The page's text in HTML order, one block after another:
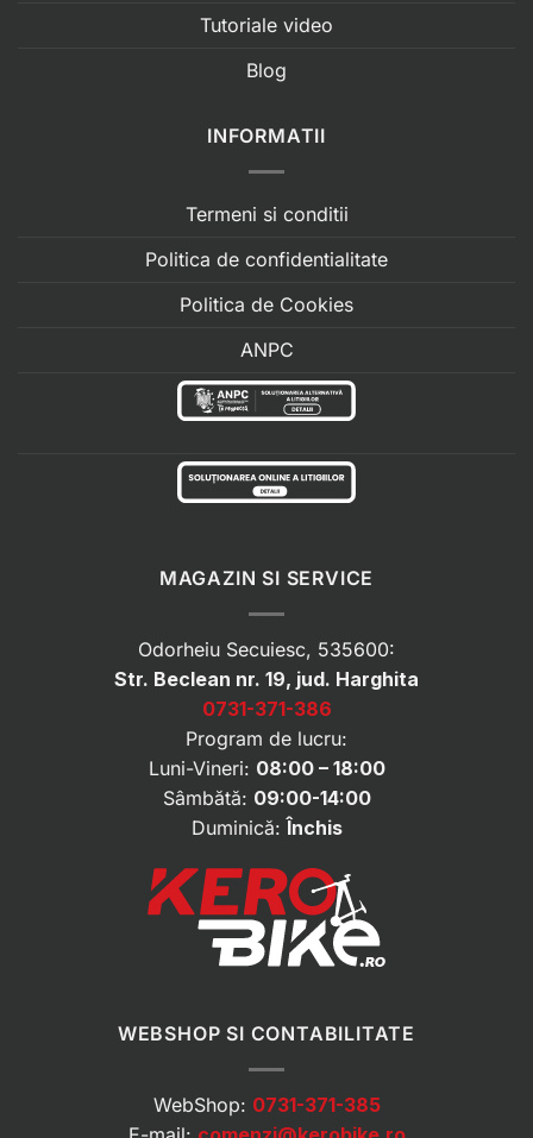
Tutoriale video
Blog
INFORMATII
Termeni si conditii
Politica de confidentialitate
Politica de Cookies
ANPC
MAGAZIN SI SERVICE
Odorheiu Secuiesc, 535600:
Str. Beclean nr. 19, jud. Harghita
0731-371-386
Program de lucru:
Luni-Vineri: 08:00 – 18:00
Sâmbătă: 09:00-14:00
Duminică:Închis
WEBSHOP SI CONTABILITATE
WebShop: 0731-371-385